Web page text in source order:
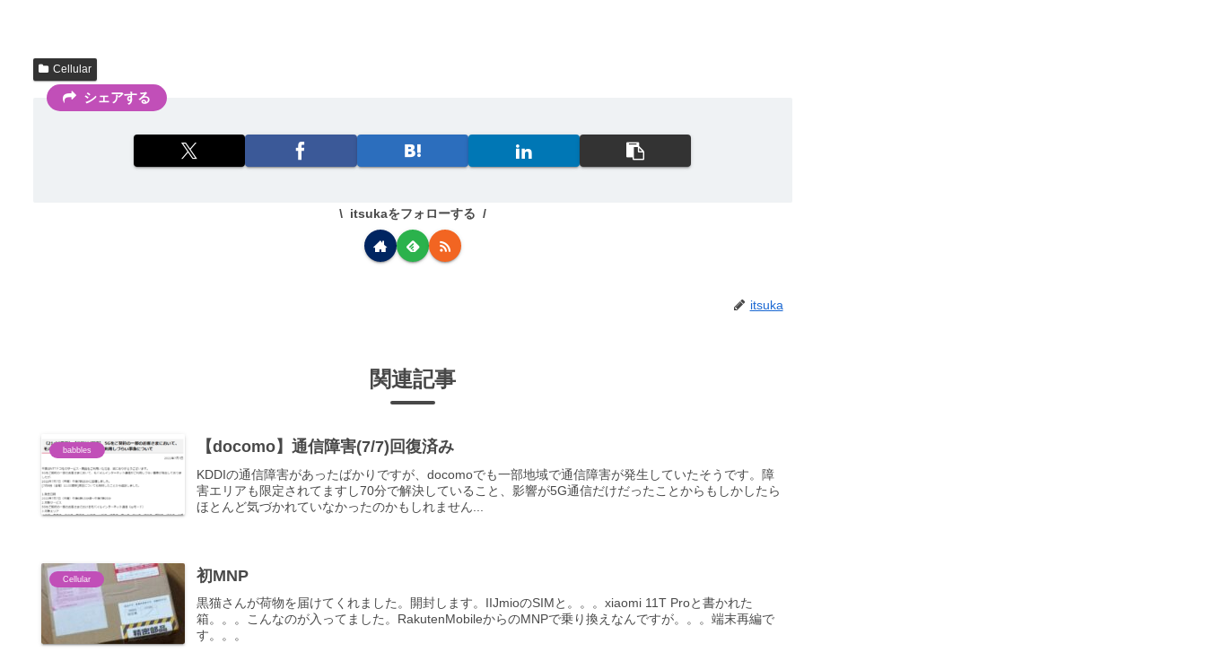
Cellular
シェアする
itsukaをフォローする
itsuka
関連記事
babbles 【docomo】通信障害(7/7)回復済み
KDDIの通信障害があったばかりですが、docomoでも一部地域で通信障害が発生していたそうです。障
害エリアも限定されてますし70分で解決していること、影響が5G通信だけだったことからもしかしたら
ほとんど気づかれていなかったのかもしれません...
Cellular 初MNP
黒猫さんが荷物を届けてくれました。開封します。IIJmioのSIMと。。。xiaomi 11T Proと書かれた
箱。。。こんなのが入ってました。RakutenMobileからのMNPで乗り換えなんですが。。。端末再編で
す。。。